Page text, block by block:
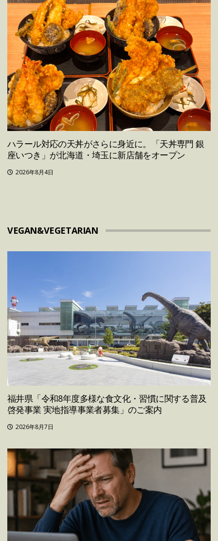
ハラール対応の天丼がさらに身近に。「天丼専門 銀
座いつき」が北海道・埼玉に新店舗をオープン
2026年8月4日
VEGAN&VEGETARIAN
福井県「令和8年度多様な食文化・習慣に関する普及
啓発事業 実地指導事業者募集」のご案内
2026年8月7日